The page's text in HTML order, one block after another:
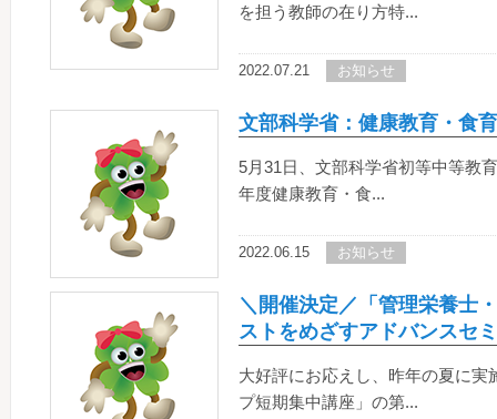
を担う教師の在り方特...
2022.07.21 お知らせ
文部科学省：健康教育・食
5月31日、文部科学省初等中等教
年度健康教育・食...
2022.06.15 お知らせ
＼開催決定／「管理栄養士
ストをめざすアドバンスセ
大好評にお応えし、昨年の夏に
プ短期集中講座」の第...